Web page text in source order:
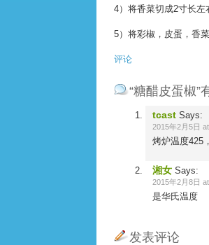
4）将香菜切成2寸长左
5）将彩椒，皮蛋，香
评论
“糖醋皮蛋椒”
tcast Says:
2015年2月5日
烤炉温度425
湘女 Says:
2015年2月8日
是华氏温度
发表评论